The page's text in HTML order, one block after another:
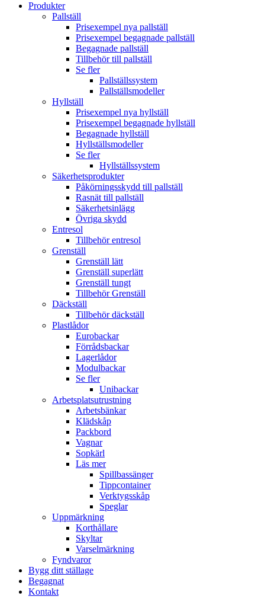
Produkter
Pallställ
Prisexempel nya pallställ
Prisexempel begagnade pallställ
Begagnade pallställ
Tillbehör till pallställ
Se fler
Pallställssystem
Pallställsmodeller
Hyllställ
Prisexempel nya hyllställ
Prisexempel begagnade hyllställ
Begagnade hyllställ
Hyllställsmodeller
Se fler
Hyllställssystem
Säkerhetsprodukter
Påkörningsskydd till pallställ
Rasnät till pallställ
Säkerhetsinlägg
Övriga skydd
Entresol
Tillbehör entresol
Grenställ
Grenställ lätt
Grenställ superlätt
Grenställ tungt
Tillbehör Grenställ
Däckställ
Tillbehör däckställ
Plastlådor
Eurobackar
Förrådsbackar
Lagerlådor
Modulbackar
Se fler
Unibackar
Arbetsplatsutrustning
Arbetsbänkar
Klädskåp
Packbord
Vagnar
Sopkärl
Läs mer
Spillbassänger
Tippcontainer
Verktygsskåp
Speglar
Uppmärkning
Korthållare
Skyltar
Varselmärkning
Fyndvaror
Bygg ditt ställage
Begagnat
Kontakt